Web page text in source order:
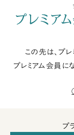
プレミア
この先は、プ
プレミアム会員に
プ